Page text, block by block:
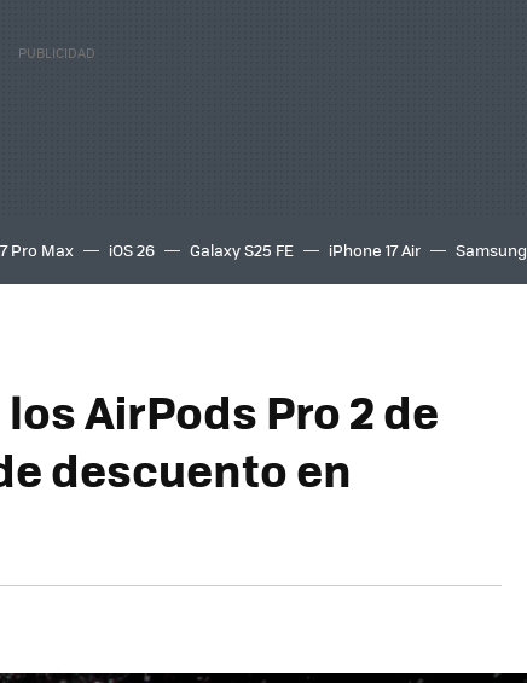
Pro Max iOS 26 Galaxy S25 FE iPhone 17 Air Samsung
AirPods Pro 2 de
descuento en